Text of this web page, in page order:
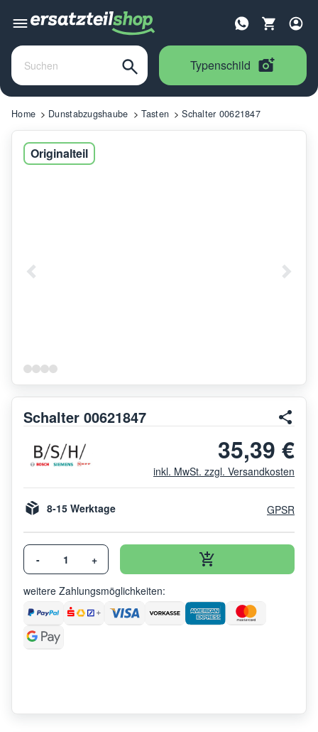
Typenschild
Home Dunstabzugshaube Tasten Schalter 00621847
Originalteil
Schalter 00621847
35,39 €
inkl. MwSt. zzgl. Versandkosten
8-15 Werktage GPSR
- +
weitere Zahlungsmöglichkeiten: